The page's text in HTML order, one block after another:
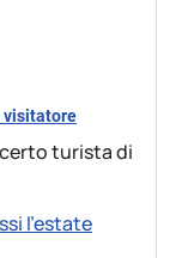
visitatore
turista di
l'estate